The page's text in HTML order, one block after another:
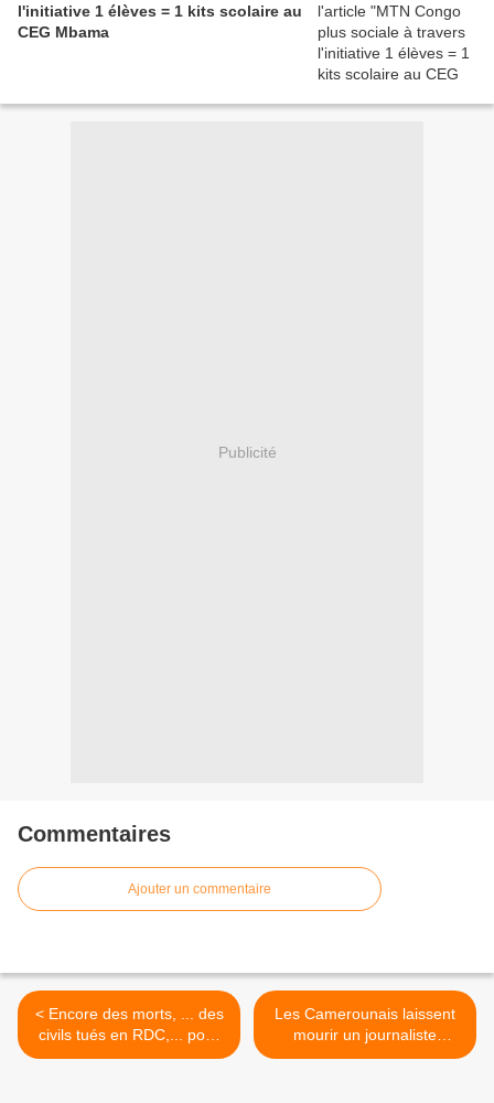
l'initiative 1 élèves = 1 kits scolaire au
CEG Mbama
Publicité
Commentaires
Ajouter un commentaire
< Encore des morts, ... des
civils tués en RDC,... pour
rien !
Les Camerounais laissent
mourir un journaliste
malade en prison ! >